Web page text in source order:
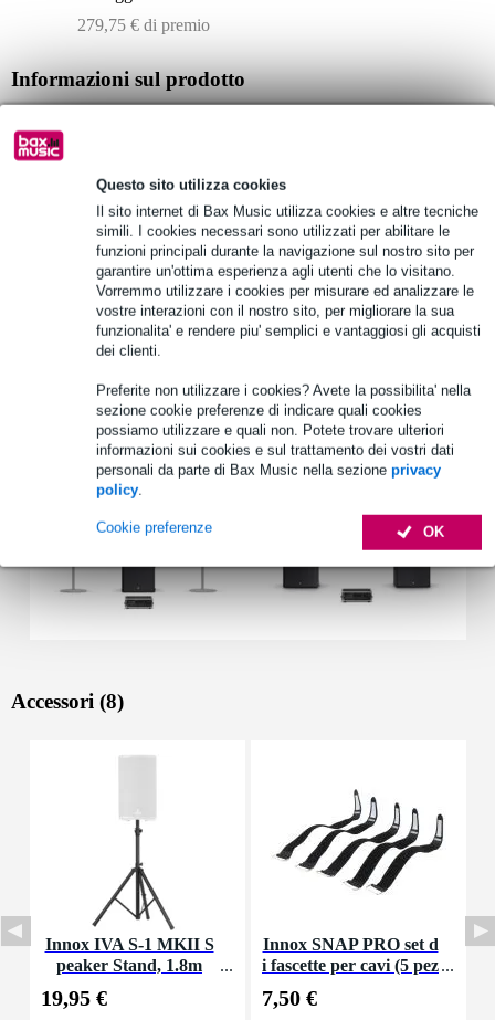
Questo sito utilizza cookies
Il sito internet di Bax Music utilizza cookies e altre tecniche
simili. I cookies necessari sono utilizzati per abilitare le
funzioni principali durante la navigazione sul nostro sito per
garantire un'ottima esperienza agli utenti che lo visitano.
Vorremmo utilizzare i cookies per misurare ed analizzare le
vostre interazioni con il nostro sito, per migliorare la sua
funzionalita' e rendere piu' semplici e vantaggiosi gli acquisti
dei clienti.
Preferite non utilizzare i cookies? Avete la possibilita' nella
sezione cookie preferenze di indicare quali cookies
possiamo utilizzare e quali non. Potete trovare ulteriori
informazioni sui cookies e sul trattamento dei vostri dati
personali da parte di Bax Music nella sezione privacy
policy.
OK
Cookie preferenze
279,75 € di premio
Informazioni sul prodotto
Potenza RMS: 1800 W
risposta in frequenza: 40 Hz - 20 kHz
Specifiche complete
Vedi anche (2)
Vedi anche (2)
Accessori (8)
Innox IVA S-1 MKII S
peaker Stand, 1.8m
19,95 €
Innox SNAP PRO set d
i fascette per cavi (5 pez
7,50 €